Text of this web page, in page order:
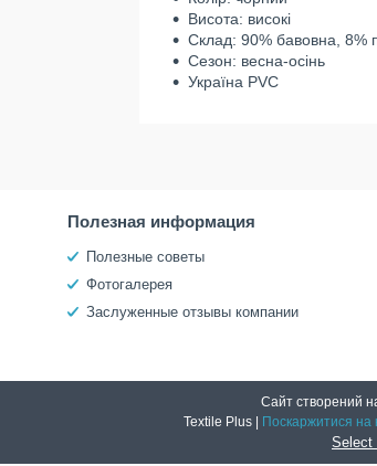
Висота: високі
Склад: 90% бавовна, 8%
Сезон: весна-осінь
Україна PVC
Полезная информация
Полезные советы
Фотогалерея
Заслуженные отзывы компании
Сайт створений
Поскаржитися на
Select